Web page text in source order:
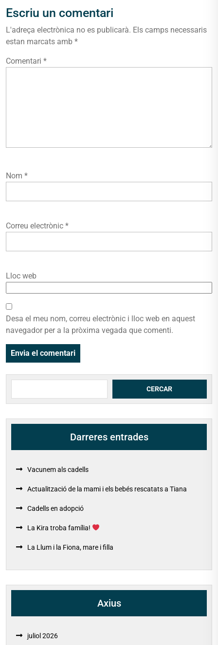
Escriu un comentari
L'adreça electrònica no es publicarà. Els camps necessaris
estan marcats amb *
Comentari *
Nom *
Correu electrònic *
Lloc web
Desa el meu nom, correu electrònic i lloc web en aquest
navegador per a la pròxima vegada que comenti.
CERCAR
Darreres entrades
Vacunem als cadells
Actualització de la mami i els bebés rescatats a Tiana
Cadells en adopció
La Kira troba família!
La Llum i la Fiona, mare i filla
Axius
juliol 2026